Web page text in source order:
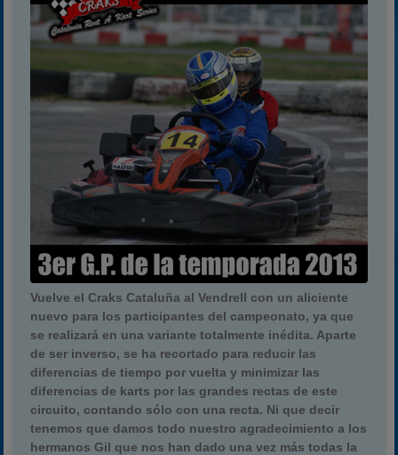
Vuelve el Craks Cataluña al Vendrell con un aliciente
nuevo para los participantes del campeonato, ya que
se realizará en una variante totalmente inédita. Aparte
de ser inverso, se ha recortado para reducir las
diferencias de tiempo por vuelta y minimizar las
diferencias de karts por las grandes rectas de este
circuito, contando sólo con una recta. Ni que decir
tenemos que damos todo nuestro agradecimiento a los
hermanos Gil que nos han dado una vez más todas la